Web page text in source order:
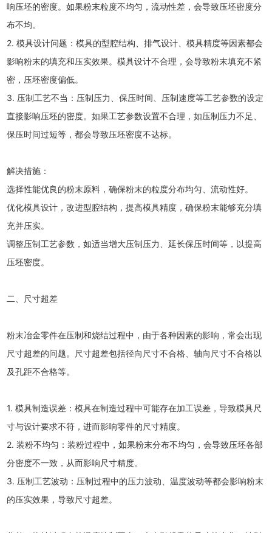
响压坯的密度。如果粉末粒度不均匀，流动性差，会导致压坯密度分
布不均。
2. 模具设计问题：模具的型腔结构、排气设计、模具精度等因素都会
影响粉末的填充和压实效果。模具设计不合理，会导致粉末填充不紧
密，压坯密度偏低。
3. 压制工艺不当：压制压力、保压时间、压制速度等工艺参数的设定
直接影响压坯的密度。如果工艺参数设置不合理，如压制压力不足、
保压时间过短等，都会导致压坯密度不达标。
解决措施：
选择性能优良的粉末原料，确保粉末的粒度分布均匀、流动性好。
优化模具设计，改进型腔结构，提高模具精度，确保粉末能够充分填
充并压实。
调整压制工艺参数，如适当增大压制压力、延长保压时间等，以提高
压坯密度。
二、尺寸超差
粉末冶金零件在压制和烧结过程中，由于各种因素的影响，常会出现
尺寸超差的问题。尺寸超差包括径向尺寸不合格、轴向尺寸不合格以
及孔距不合格等。
1. 模具制造误差：模具在制造过程中可能存在加工误差，导致模具尺
寸与设计要求不符，进而影响零件的尺寸精度。
2. 装粉不均匀：装粉过程中，如果粉末分布不均匀，会导致压坯各部
分密度不一致，从而影响尺寸精度。
3. 压制工艺波动：压制过程中的压力波动、温度波动等都会影响粉末
的压实效果，导致尺寸超差。